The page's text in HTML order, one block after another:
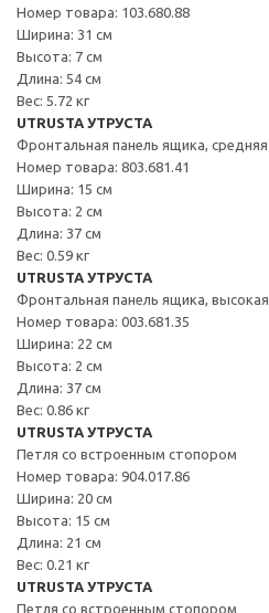
Номер товара: 103.680.88
Ширина: 31 см
Высота: 7 см
Длина: 54 см
Вес: 5.72 кг
UTRUSTA УТРУСТА
Фронтальная панель ящика, средняя
Номер товара: 803.681.41
Ширина: 15 см
Высота: 2 см
Длина: 37 см
Вес: 0.59 кг
UTRUSTA УТРУСТА
Фронтальная панель ящика, высокая
Номер товара: 003.681.35
Ширина: 22 см
Высота: 2 см
Длина: 37 см
Вес: 0.86 кг
UTRUSTA УТРУСТА
Петля со встроенным стопором
Номер товара: 904.017.86
Ширина: 20 см
Высота: 15 см
Длина: 21 см
Вес: 0.21 кг
UTRUSTA УТРУСТА
Петля со встроенным стопором